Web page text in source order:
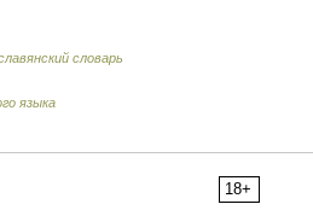
словарь
языка
18+